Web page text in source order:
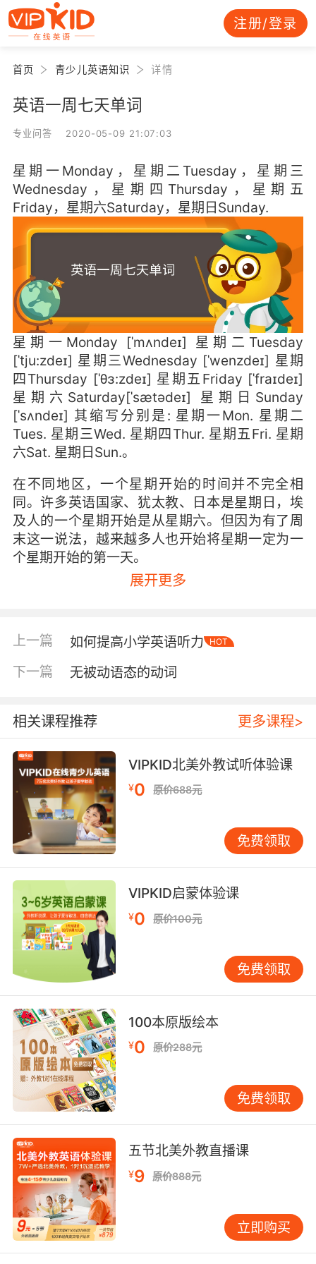
注册/登录
首页 青少儿英语知识 详情
英语一周七天单词
专业问答 2020-05-09 21:07:03
星期一Monday，星期二Tuesday，星期三
Wednesday，星期四Thursday，星期五
Friday，星期六Saturday，星期日Sunday.
星期一Monday [ˈmʌndeɪ] 星期二Tuesday
[ˈtju:zdeɪ] 星期三Wednesday [ˈwenzdeɪ] 星期
四Thursday [ˈθɜ:zdeɪ] 星期五Friday [ˈfraɪdeɪ]
星期六Saturday[ˈsætədeɪ] 星期日Sunday
[ˈsʌndeɪ] 其缩写分别是: 星期一Mon. 星期二
Tues. 星期三Wed. 星期四Thur. 星期五Fri. 星期
六Sat. 星期日Sun.。
在不同地区，一个星期开始的时间并不完全相
同。许多英语国家、犹太教、日本是星期日，埃
及人的一个星期开始是从星期六。但因为有了周
末这一说法，越来越多人也开始将星期一定为一
个星期开始的第一天。
而英语一周七天单词的由来也是有典故的 1）星
DAY = Monday 这个也比较直观，指“day of the
moon”，月亮日。注意拼写时moon要去掉一个
o。
2）星期二Tuesday 中世纪英语中，日耳曼神话
的战神名字叫Tīw，这个词变成属格（genitive，
也叫所有格，就是现在英语常见的名词后那
个’s）是Tīwes。漫长的时光流转之中，这个名字
中间的īw被流转成了u— Tues。
3）星期三Wednesday 罗马神话流传的地区，人
们说拉丁语。拉丁语中星期三被称作dies
Mercurii ，意思就是"day of Mercury"。 古英语
把这个称呼直译过来，用Wōden这个名字取代了
Mercurius，就变成了wōdnesdæg。现代英语
中，ō变成了e，dæg变成了day，就得到了我们
今日所用的Wednesday。
4）星期四Thursday Thursday，是为了纪念雷
神（Thor）而命名的。故星期四又称为“雷神
日”。红头发的雷神索尔（星期四的来源）是主神
奥丁的儿子，他戴着一副特殊的绶带和手套，具
有超人的力量，能够把岩石击碎。
5）星期五Friday Friday，在古英文中Friday意
思是Frigg‘s day，“爱神日”。Frigg是北欧神话中
主司婚姻和生育的女神，Frigga变成属格是
的Friday了。
6）星期六Saturday 罗马神话中掌管土地、农业
的神祇Saturnus，对应希腊神话中
Ζεύς（Zeus）的父亲——Κρόνος（Kronos）。
日耳曼神话中没有与这位神直接对应的角色，所
以Saturnus这个名字就被直接拿来用了，只是拼
展开更多
上一篇 如何提高小学英语听力 HOT
下一篇 无被动语态的动词
相关课程推荐 更多课程>
VIPKID北美外教试听体验课
¥0 原价688元
免费领取
VIPKID启蒙体验课
¥0 原价100元
免费领取
100本原版绘本
¥0 原价288元
免费领取
五节北美外教直播课
¥9 原价888元
立即购买